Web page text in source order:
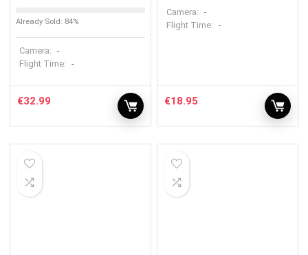
Already Sold: 84%
Camera: -
Flight Time: -
€32.99
Camera: -
Flight Time: -
€18.95